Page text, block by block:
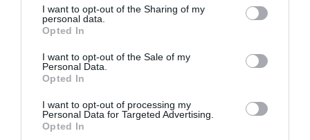
not limited to your visit or usage behaviour. You may click to
grant or deny consent to Google and its third-party tags to
use your data for below specified purposes in below Google
consent section.
I want to opt-out of the Sharing of my
personal data.
Opted In
I want to opt-out of the Sale of my
Personal Data.
Opted In
I want to opt-out of processing my
Personal Data for Targeted Advertising.
Opted In
κρυβόμαστε. Αυτό που άκουγα συνέχεια,
δηλώσεις όπως “μην μπερδεύεσαι, εμείς θα
πάρουμε την Ευρωλίγκα” και λοιπά, τελικά
την πήραμε εμείς.
Άκουσα δηλώσεις από τον προπονητή του
Παναθηναϊκού, τον οποίο τον σέβομαι πολύ,